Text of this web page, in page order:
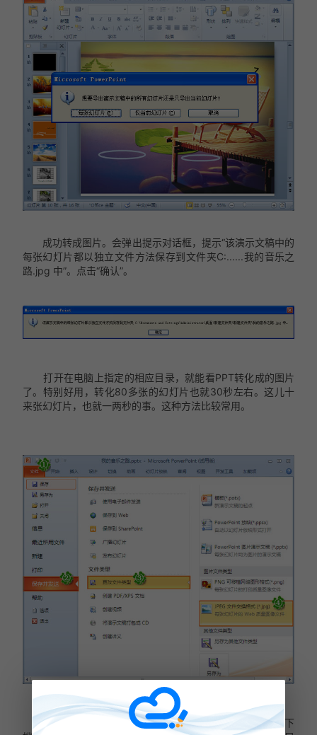
成功转成图片。会弹出提示对话框，提示“该演示文稿中的
每张幻灯片都以独立文件方法保存到文件夹C:......我的音乐之
路.jpg 中”。点击“确认”。
打开在电脑上指定的相应目录，就能看PPT转化成的图片
了。特别好用，转化80多张的幻灯片也就30秒左右。这儿十
来张幻灯片，也就一两秒的事。这种方法比较常用。
办法二：PPT2010版别的，点击“文件”，在出现的界面下